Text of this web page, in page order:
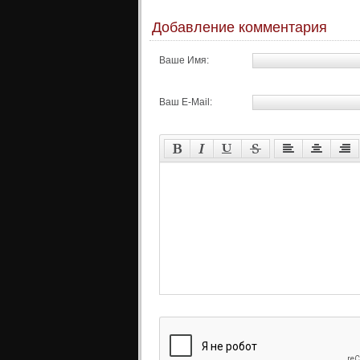
Добавление комментария
Ваше Имя:
Ваш E-Mail: